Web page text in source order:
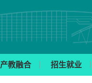
产教融合 招生就业